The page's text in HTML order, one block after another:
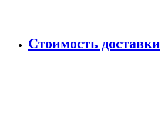
Стоимость доставки